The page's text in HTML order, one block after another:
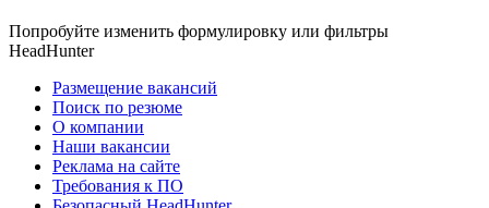
Попробуйте изменить формулировку или фильтры
HeadHunter
Размещение вакансий
Поиск по резюме
О компании
Наши вакансии
Реклама на сайте
Требования к ПО